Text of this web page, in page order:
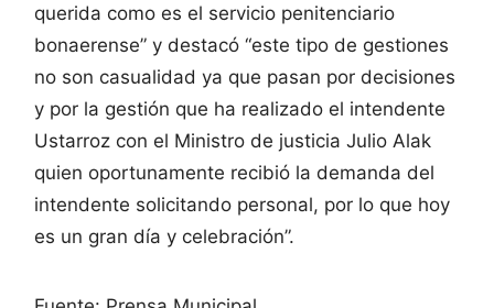
querida como es el servicio penitenciario
bonaerense” y destacó “este tipo de gestiones
no son casualidad ya que pasan por decisiones
y por la gestión que ha realizado el intendente
Ustarroz con el Ministro de justicia Julio Alak
quien oportunamente recibió la demanda del
intendente solicitando personal, por lo que hoy
es un gran día y celebración”.